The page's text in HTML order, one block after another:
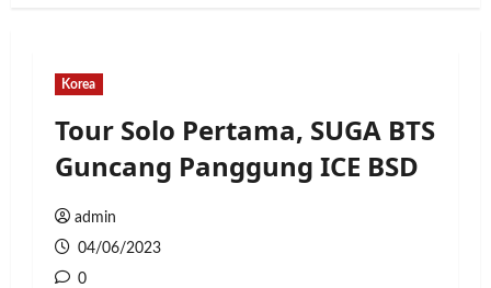
Korea
Tour Solo Pertama, SUGA BTS
Guncang Panggung ICE BSD
admin
04/06/2023
0